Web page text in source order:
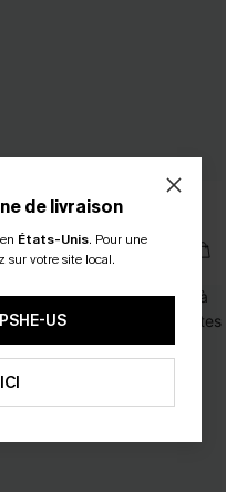
cover up bleu à col
€26,00 €
de livraison
États-Unis. Pour une
sur votre site local.
US